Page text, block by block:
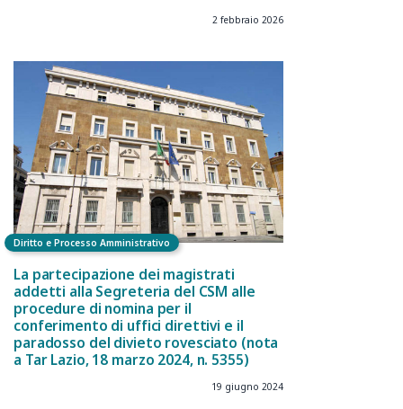
2 febbraio 2026
Diritto e Processo Amministrativo
La partecipazione dei magistrati
addetti alla Segreteria del CSM alle
procedure di nomina per il
conferimento di uffici direttivi e il
paradosso del divieto rovesciato (nota
a Tar Lazio, 18 marzo 2024, n. 5355)
19 giugno 2024